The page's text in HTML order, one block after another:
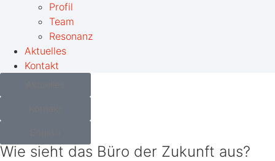
Profil
Team
Resonanz
Aktuelles
Kontakt
Wie sieht das Büro der Zukunft aus?